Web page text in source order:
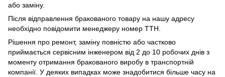
або заміну.
Після відправлення бракованого товару на нашу адресу
необхідно повідомити менеджеру номер ТТН.
Рішення про ремонт, заміну повністю або частково
приймається сервісним інженером від 2 до 10 робочих днів з
моменту отримання бракованого виробу в транспортній
компанії. У деяких випадках може знадобитися більше часу на